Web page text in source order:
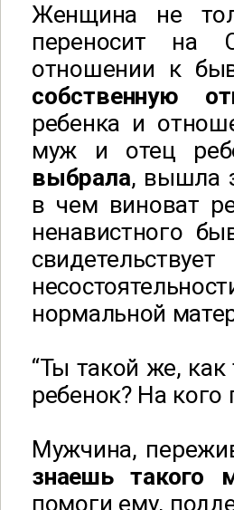
Женщина не
переносит на
отношении к
собственную
ребенка и
муж и отец
выбрала, вышла
в чем виноват
ненавистного
нормальной
“Ты такой же,
ребенок? На
Мужчина,
знаешь такого
помоги ему,